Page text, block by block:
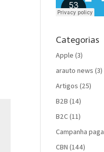
Categorias
Apple (3)
arauto news (3)
Artigos (25)
B2B (14)
B2C(11)
Campanha paga
CBN (144)